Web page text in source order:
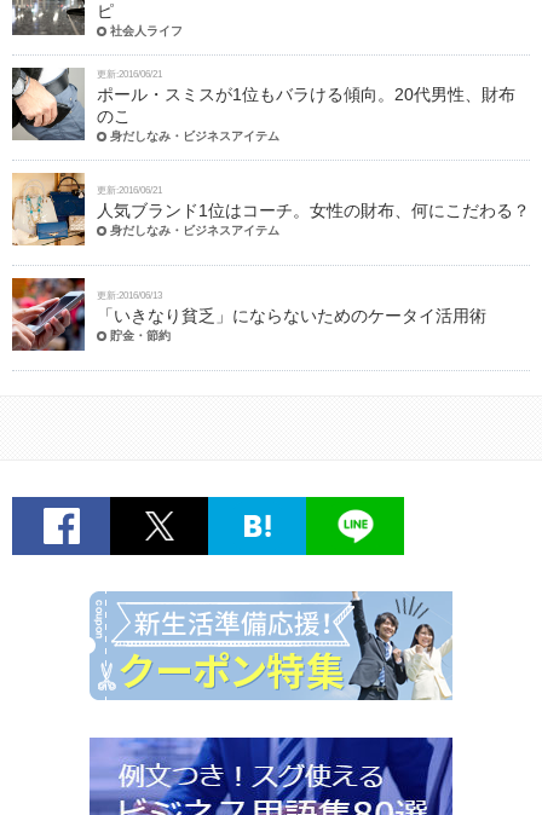
ピ
社会人ライフ
更新:2016/06/21
ポール・スミスが1位もバラける傾向。20代男性、財布
のこ
身だしなみ・ビジネスアイテム
更新:2016/06/21
人気ブランド1位はコーチ。女性の財布、何にこだわる？
身だしなみ・ビジネスアイテム
更新:2016/06/13
「いきなり貧乏」にならないためのケータイ活用術
貯金・節約